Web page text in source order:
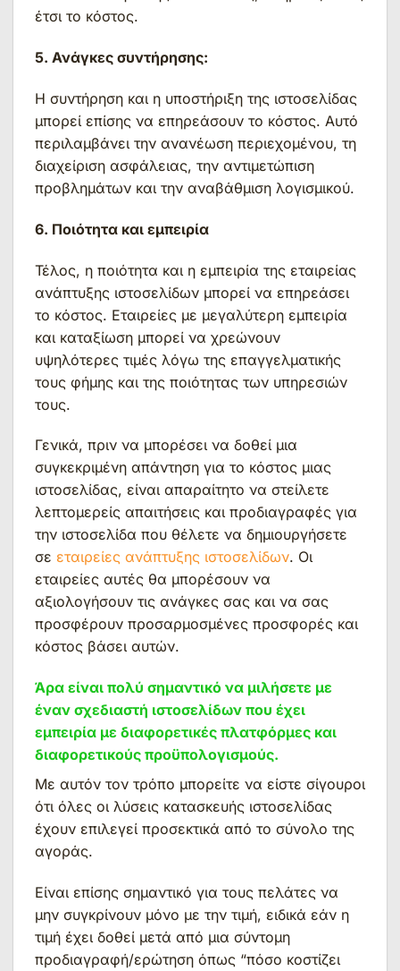
έτσι το κόστος.
5. Ανάγκες συντήρησης:
Η συντήρηση και η υποστήριξη της ιστοσελίδας
μπορεί επίσης να επηρεάσουν το κόστος. Αυτό
περιλαμβάνει την ανανέωση περιεχομένου, τη
διαχείριση ασφάλειας, την αντιμετώπιση
προβλημάτων και την αναβάθμιση λογισμικού.
6. Ποιότητα και εμπειρία
Τέλος, η ποιότητα και η εμπειρία της εταιρείας
ανάπτυξης ιστοσελίδων μπορεί να επηρεάσει
το κόστος. Εταιρείες με μεγαλύτερη εμπειρία
και καταξίωση μπορεί να χρεώνουν
υψηλότερες τιμές λόγω της επαγγελματικής
τους φήμης και της ποιότητας των υπηρεσιών
τους.
Γενικά, πριν να μπορέσει να δοθεί μια
συγκεκριμένη απάντηση για το κόστος μιας
ιστοσελίδας, είναι απαραίτητο να στείλετε
λεπτομερείς απαιτήσεις και προδιαγραφές για
την ιστοσελίδα που θέλετε να δημιουργήσετε
σε εταιρείες ανάπτυξης ιστοσελίδων. Οι
εταιρείες αυτές θα μπορέσουν να
αξιολογήσουν τις ανάγκες σας και να σας
προσφέρουν προσαρμοσμένες προσφορές και
κόστος βάσει αυτών.
Άρα είναι πολύ σημαντικό να μιλήσετε με
έναν σχεδιαστή ιστοσελίδων που έχει
εμπειρία με διαφορετικές πλατφόρμες και
διαφορετικούς προϋπολογισμούς.
Με αυτόν τον τρόπο μπορείτε να είστε σίγουροι
ότι όλες οι λύσεις κατασκευής ιστοσελίδας
έχουν επιλεγεί προσεκτικά από το σύνολο της
αγοράς.
Είναι επίσης σημαντικό για τους πελάτες να
μην συγκρίνουν μόνο με την τιμή, ειδικά εάν η
τιμή έχει δοθεί μετά από μια σύντομη
προδιαγραφή/ερώτηση όπως “πόσο κοστίζει